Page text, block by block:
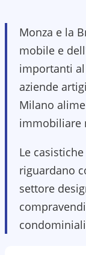
Monza e la
mobile e
importanti
aziende
Milano
immobiliare
Le
riguardano
settore